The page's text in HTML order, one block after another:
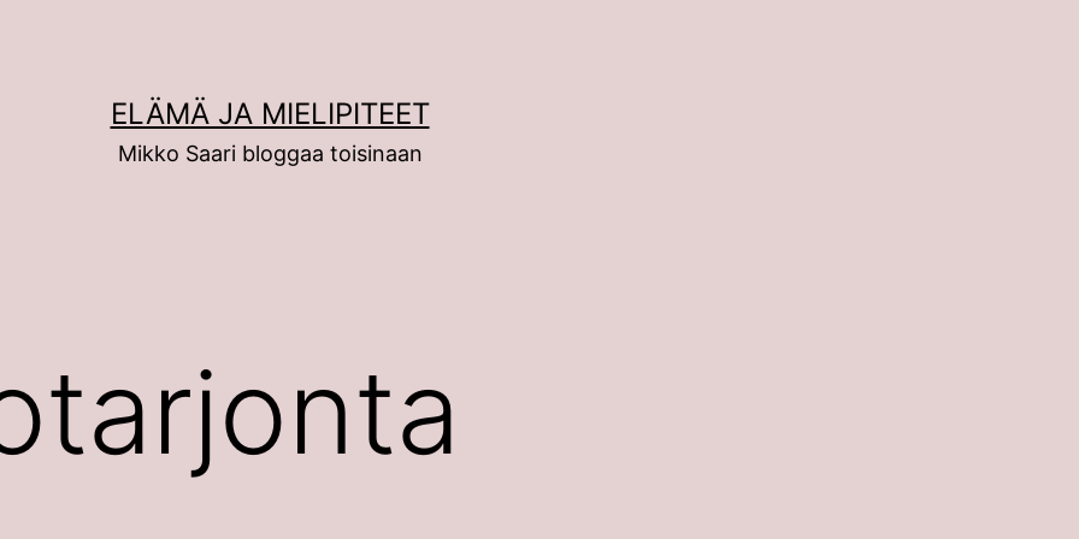
ELÄMÄ JA MIELIPITEET
Mikko Saari bloggaa toisinaan